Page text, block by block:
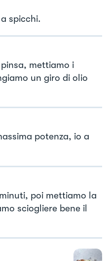
spicchi.
mettiamo i
un giro di olio
potenza, io a
poi mettiamo la
sciogliere bene il